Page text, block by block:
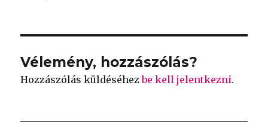
Vélemény, hozzászólás?
Hozzászólás küldéséhezbe kell jelentkezni.